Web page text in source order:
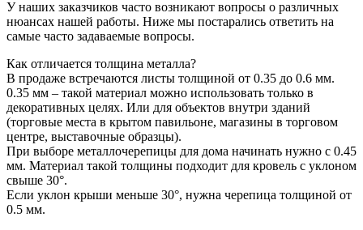
У наших заказчиков часто возникают вопросы о различных
нюансах нашей работы. Ниже мы постарались ответить на
самые часто задаваемые вопросы.
Как отличается толщина металла?
В продаже встречаются листы толщиной от 0.35 до 0.6 мм.
0.35 мм – такой материал можно использовать только в
декоративных целях. Или для объектов внутри зданий
(торговые места в крытом павильоне, магазины в торговом
центре, выставочные образцы).
При выборе металлочерепицы для дома начинать нужно с 0.45
мм. Материал такой толщины подходит для кровель с уклоном
свыше 30°.
Если уклон крыши меньше 30°, нужна черепица толщиной от
0.5 мм.